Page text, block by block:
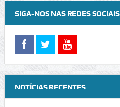
SIGA-NOS NAS REDES SOCIAIS
NOTÍCIAS RECENTES